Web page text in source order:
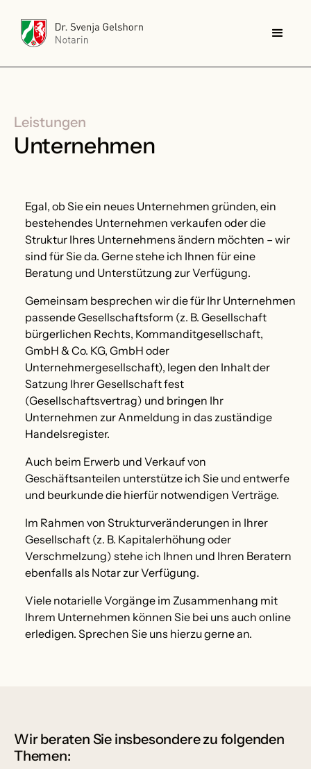
Leistungen
Unternehmen
Egal, ob Sie ein neues Unternehmen gründen, ein
bestehendes Unternehmen verkaufen oder die
Struktur Ihres Unternehmens ändern möchten – wir
sind für Sie da. Gerne stehe ich Ihnen für eine
Beratung und Unterstützung zur Verfügung.
Gemeinsam besprechen wir die für Ihr Unternehmen
passende Gesellschaftsform (z. B. Gesellschaft
bürgerlichen Rechts, Kommanditgesellschaft,
GmbH & Co. KG, GmbH oder
Unternehmergesellschaft), legen den Inhalt der
Satzung Ihrer Gesellschaft fest
(Gesellschaftsvertrag) und bringen Ihr
Unternehmen zur Anmeldung in das zuständige
Handelsregister.
Auch beim Erwerb und Verkauf von
Geschäftsanteilen unterstütze ich Sie und entwerfe
und beurkunde die hierfür notwendigen Verträge.
Im Rahmen von Strukturveränderungen in Ihrer
Gesellschaft (z. B. Kapitalerhöhung oder
Verschmelzung) stehe ich Ihnen und Ihren Beratern
ebenfalls als Notar zur Verfügung.
Viele notarielle Vorgänge im Zusammenhang mit
Ihrem Unternehmen können Sie bei uns auch online
erledigen. Sprechen Sie uns hierzu gerne an.
Wir beraten Sie insbesondere zu folgenden
Themen: